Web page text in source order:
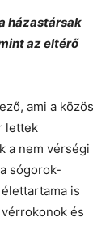
házastársak
az eltérő
ami a közös
lettek
a nem vérségi
sógorok-
is
és